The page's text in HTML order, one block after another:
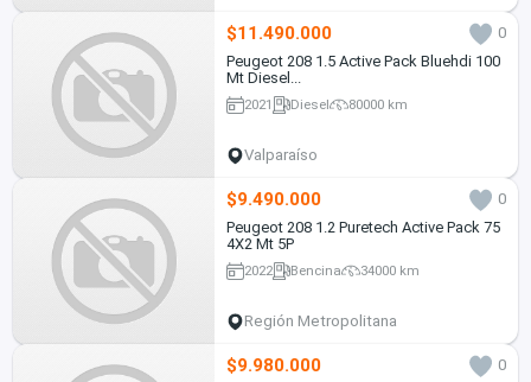
$11.490.000
0
Peugeot 208 1.5 Active Pack Bluehdi 100
Mt Diesel...
2021 Diesel 80000 km
Valparaíso
$9.490.000
0
Peugeot 208 1.2 Puretech Active Pack 75
4X2 Mt 5P
2022 Bencina 34000 km
Región Metropolitana
$9.980.000 0